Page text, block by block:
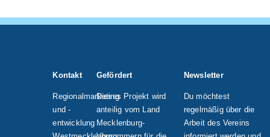
Kontakt
Regionalmarketing
und -
entwicklung
Gefördert
Dieses Projekt wird
anteilig vom Land
Mecklenburg-
Newsletter
Du möchtest
regelmäßig über die
Arbeit des Vereins